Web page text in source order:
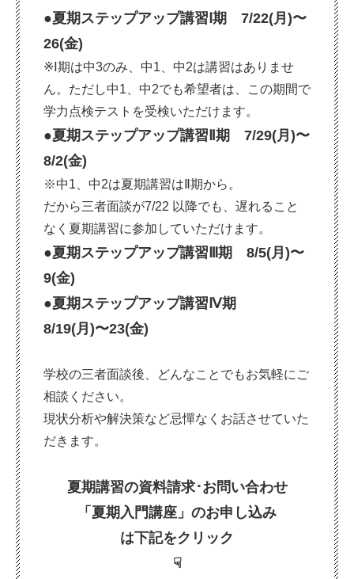
●夏期ステップアップ講習Ⅰ期 7/22(月)〜
26(金)
※Ⅰ期は中3のみ、中1、中2は講習はありませ
ん。ただし中1、中2でも希望者は、この期間で
学力点検テストを受検いただけます。
●夏期ステップアップ講習Ⅱ期 7/29(月)〜
8/2(金)
※中1、中2は夏期講習はⅡ期から。
だから三者面談が7/22 以降でも、遅れること
なく夏期講習に参加していただけます。
●夏期ステップアップ講習Ⅲ期 8/5(月)〜
9(金)
●夏期ステップアップ講習Ⅳ期
8/19(月)〜23(金)
学校の三者面談後、どんなことでもお気軽にご
相談ください。
現状分析や解決策など忌憚なくお話させていた
だきます。
夏期講習の資料請求･お問い合わせ
「夏期入門講座」のお申し込み
は下記をクリック
☟